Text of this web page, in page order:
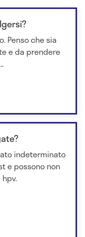
Penso che sia
e da prendere
indeterminato
e possono non